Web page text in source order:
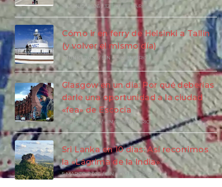
18 JUNIO, 2026 / 32 COMENTARIOS
Cómo ir en ferry de Helsinki a Tallin
(y volver el mismo día)
3 JUNIO, 2026 / SIN COMENTARIOS
Glasgow en un día: Por qué deberías
darle una oportunidad a la ciudad
«fea» de Escocia
27 ABRIL, 2026 / SIN COMENTARIOS
Sri Lanka en 10 días: Así recorrimos
la «Lágrima de la India»
5 MARZO, 2026 / SIN COMENTARIOS